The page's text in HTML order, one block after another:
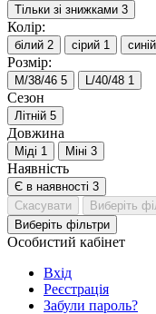
Тільки зі знижками 3
Колір:
білий 2 сірий 1 синій
Розмір:
M/38/46 5 L/40/48 1
Сезон
Літній 5
Довжина
Міді 1 Міні 3
Наявність
Є в наявності 3
Скасувати
Виберіть
Виберіть фільтри
Особистий кабінет
Вхід
Реєстрація
Забули пароль?